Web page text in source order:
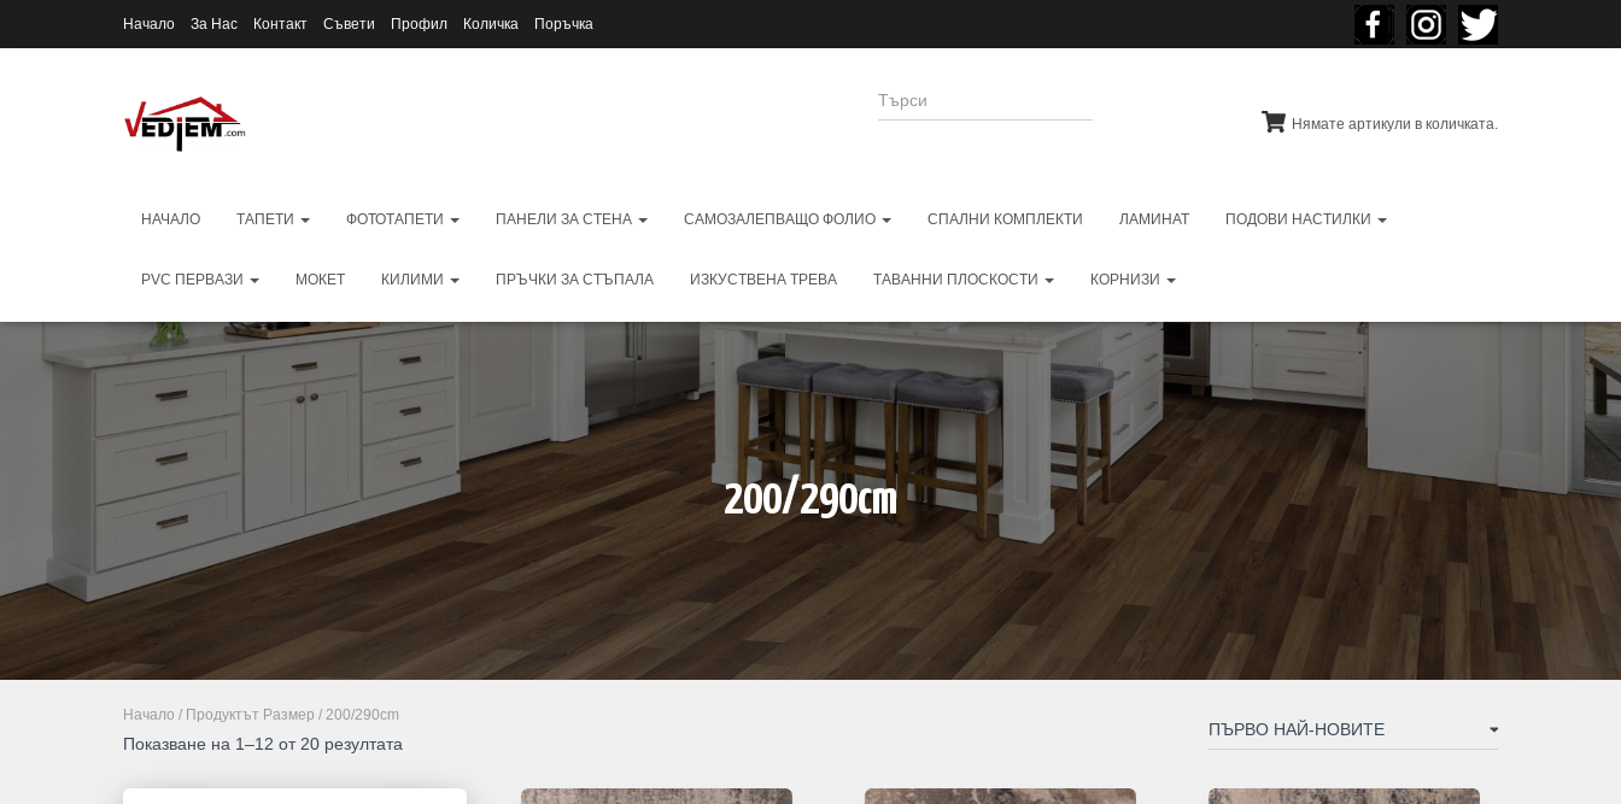
Начало За Нас Контакт Съвети Профил Количка Поръчка
ъ
е
Нямате артикули в количката.
НАЧАЛО ТАПЕТИ ФОТОТАПЕТИ ПАНЕЛИ ЗА СТЕНА САМОЗАЛЕПВАЩО ФОЛИО СПАЛНИ КОМПЛЕКТИ ЛАМИНАТ ПОДОВИ НАСТИЛКИ
PVC ПЕРВАЗИ МОКЕТ КИЛИМИ ПРЪЧКИ ЗА СТЪПАЛА ИЗКУСТВЕНА ТРЕВА ТАВАННИ ПЛОСКОСТИ КОРНИЗИ
200/290cm
Начало / Продуктът Размер / 200/290cm
Показване на 1–12 от 20 резултата